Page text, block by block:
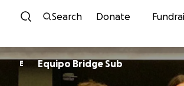
Skip to content
Search Donate
E Equipo Bridge Sub